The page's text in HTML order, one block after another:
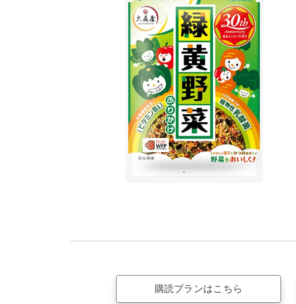
購読プランはこちら